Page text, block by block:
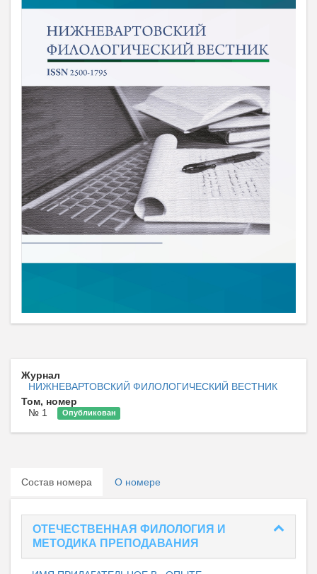
Журнал
НИЖНЕВАРТОВСКИЙ ФИЛОЛОГИЧЕСКИЙ ВЕСТНИК
Том, номер
№ 1
Опубликован
Состав номера О номере
ОТЕЧЕСТВЕННАЯ ФИЛОЛОГИЯ И
МЕТОДИКА ПРЕПОДАВАНИЯ